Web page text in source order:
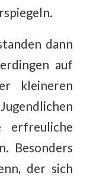
dann
auf
kleineren
erfreuliche
Besonders
der sich